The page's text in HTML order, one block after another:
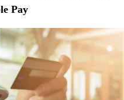
Pay